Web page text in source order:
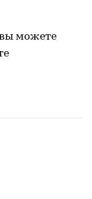
можете